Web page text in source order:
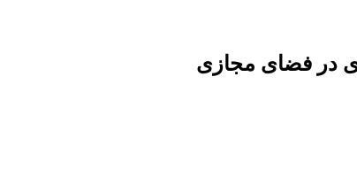
در فضای مجازی